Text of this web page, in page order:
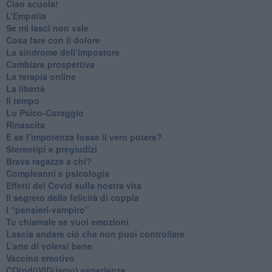
​Ciao scuola!
​L’Empatia
​Se mi lasci non vale
Cosa fare con il dolore
​La sindrome dell’impostore
​Cambiare prospettiva
La terapia online
La libertà
​Il tempo
​Lo Psico-Coraggio
Rinascita
​E se l’impotenza fosse il vero potere?
Stereotipi e pregiudizi
​Brava ragazza a chi?
​Compleanni e psicologia
Effetti del Covid sulla nostra vita
Il segreto della felicità di coppia
​I “pensieri-vampiro”
​Tu chiamale se vuoi emozioni
​Lascia andare ciò che non puoi controllare
L’arte di volersi bene
​Vaccino emotivo